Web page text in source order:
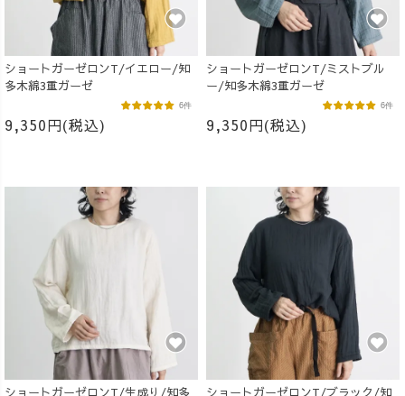
ショートガーゼロンT/イエロー/知
多木綿3重ガーゼ
9,350円(税込)
6件
ショートガーゼロンT/ミストブル
ー/知多木綿3重ガーゼ
9,350円(税込)
6件
ショートガーゼロンT/生成り/知多
ショートガーゼロンT/ブラック/知